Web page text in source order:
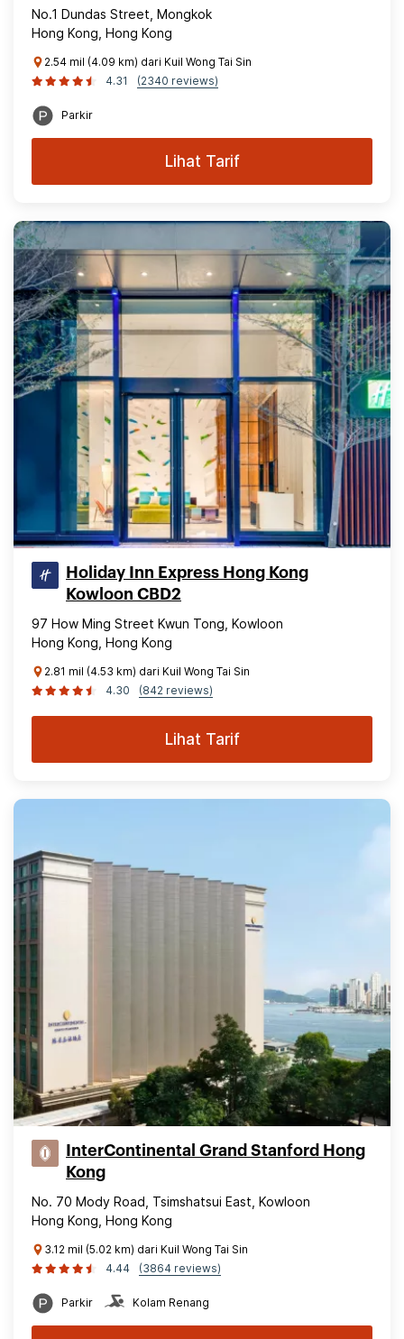
No.1 Dundas Street, Mongkok
Hong Kong, Hong Kong
2.54 mil (4.09 km) dari Kuil Wong Tai Sin
4.31
(2340 reviews)
Parkir
Lihat Tarif
Holiday Inn Express Hong Kong
Kowloon CBD2
97 How Ming Street Kwun Tong, Kowloon
Hong Kong, Hong Kong
2.81 mil (4.53 km) dari Kuil Wong Tai Sin
4.30
(842 reviews)
Lihat Tarif
InterContinental Grand Stanford Hong
Kong
No. 70 Mody Road, Tsimshatsui East, Kowloon
Hong Kong, Hong Kong
3.12 mil (5.02 km) dari Kuil Wong Tai Sin
4.44
(3864 reviews)
Parkir Kolam Renang